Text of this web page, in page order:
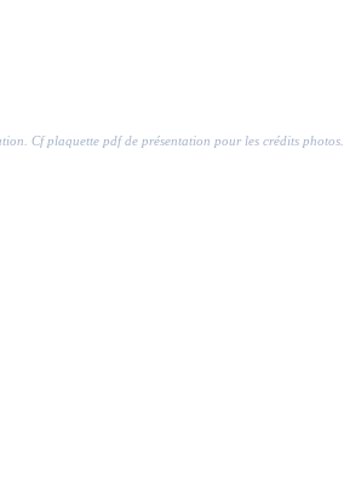
Cf plaquette pdf de présentation pour les crédits photos.